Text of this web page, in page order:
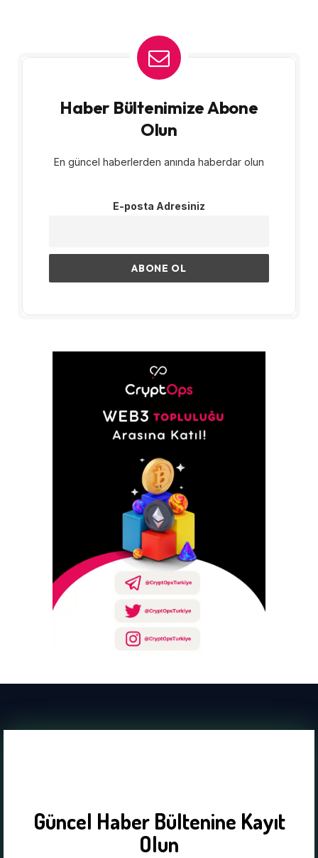
Haber Bültenimize Abone
Olun
En güncel haberlerden anında haberdar olun
E-posta Adresiniz
Güncel Haber Bültenine Kayıt
Olun